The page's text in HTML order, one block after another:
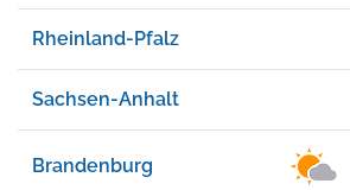
Rheinland-Pfalz
Sachsen-Anhalt
Brandenburg